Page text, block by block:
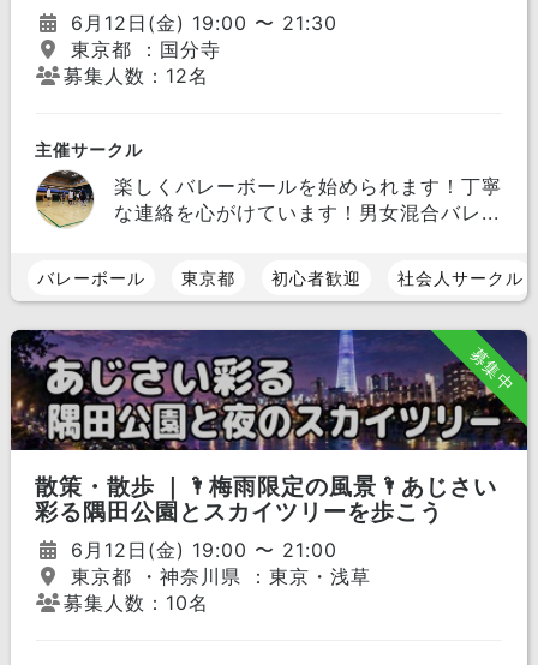
6月12日(金) 19:00 〜 21:30
東京都 ：国分寺
募集人数：12名
主催サークル
楽しくバレーボールを始められます！丁寧
な連絡を心がけています！男女混合バレ...
バレーボール 東京都 初心者歓迎 社会人サークル
募集中
散策・散歩 ｜🌂梅雨限定の風景🌂あじさい
彩る隅田公園とスカイツリーを歩こう
6月12日(金) 19:00 〜 21:00
東京都 ・神奈川県 ：東京・浅草
募集人数：10名